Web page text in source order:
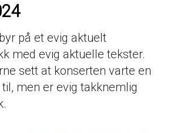
på et evig aktuelt
med evig aktuelle tekster.
sett at konserten varte en
men er evig takknemlig